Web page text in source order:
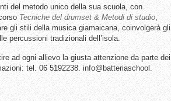
del metodo unico della sua scuola, con
Tecniche del drumset & Metodi di studio,
gli stili della musica giamaicana, coinvolgerà gli
percussioni tradizionali dell’isola.
ad ogni allievo la giusta attenzione da parte dei
tel. 06 5192238. info@batteriaschool.